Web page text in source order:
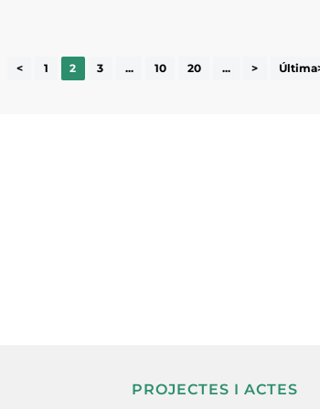
< 1 2 3 ... 10 20 ... >
PROJECTES I ACTES